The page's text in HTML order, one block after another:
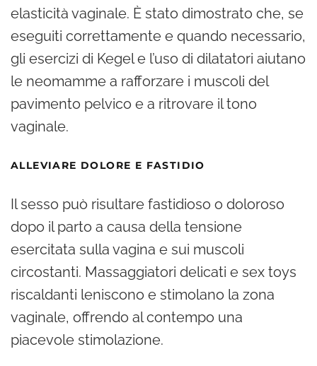
elasticità vaginale. È stato dimostrato che, se
eseguiti correttamente e quando necessario,
gli esercizi di Kegel e l’uso di dilatatori aiutano
le neomamme a rafforzare i muscoli del
pavimento pelvico e a ritrovare il tono
vaginale.
ALLEVIARE DOLORE E FASTIDIO
Il sesso può risultare fastidioso o doloroso
dopo il parto a causa della tensione
esercitata sulla vagina e sui muscoli
circostanti. Massaggiatori delicati e sex toys
riscaldanti leniscono e stimolano la zona
vaginale, offrendo al contempo una
piacevole stimolazione.